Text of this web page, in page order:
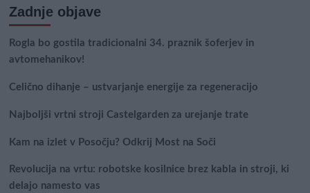
Zadnje objave
Rogla bo gostila tradicionalni 34. praznik šoferjev in
avtomehanikov!
Celično dihanje – ustvarjanje energije za regeneracijo
Najboljši vrtni stroji Castelgarden za urejanje trate
Kam na izlet v Posočju? Odkrij Most na Soči
Revolucija na vrtu: robotske kosilnice brez kabla in stroji, ki
delajo namesto vas